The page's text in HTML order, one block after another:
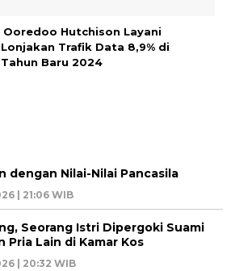
Hutchison Layani
Trafik Data 8,9% di
Baru 2024
dengan Nilai-Nilai Pancasila
| 21:06 WIB
Seorang Istri Dipergoki Suami
Pria Lain di Kamar Kos
| 20:32 WIB